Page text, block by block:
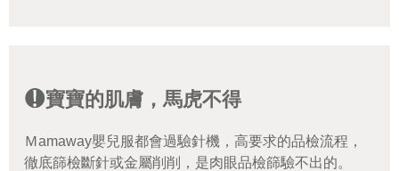
寶寶的肌膚，馬虎不得
Ｍamaway嬰兒服都會過驗針機，高要求的品檢流程，
徹底篩檢斷針或金屬削削，是肉眼品檢篩驗不出的。